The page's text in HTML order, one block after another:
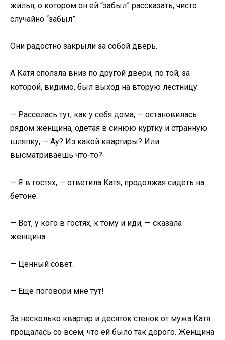
жилья, о котором он ей “забыл” рассказать, чисто
случайно “забыл”.
Они радостно закрыли за собой дверь.
А Катя сползла вниз по другой двери, по той, за
которой, видимо, был выход на вторую лестницу.
— Расселась тут, как у себя дома, — остановилась
рядом женщина, одетая в синюю куртку и странную
шляпку, — Ау? Из какой квартиры? Или
высматриваешь что-то?
— Я в гостях, — ответила Катя, продолжая сидеть на
бетоне.
— Вот, у кого в гостях, к тому и иди, — сказала
женщина.
— Ценный совет.
— Еще поговори мне тут!
За несколько квартир и десяток стенок от мужа Катя
прощалась со всем, что ей было так дорого. Женщина